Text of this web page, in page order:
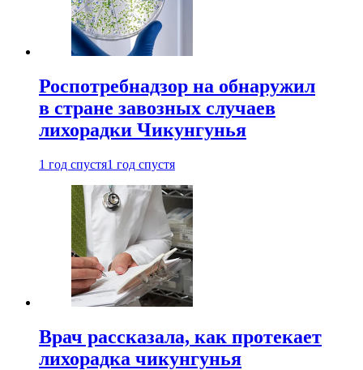
Роспотребнадзор на обнаружил
в стране завозных случаев
лихорадки Чикунгунья
1 год спустя1 год спустя
Врач рассказала, как протекает
лихорадка чикунгунья